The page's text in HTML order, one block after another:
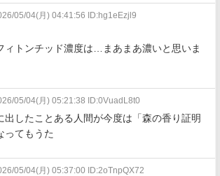
05/04(月) 04:41:56 ID:hg1eEzjl9
ィトンチッド濃度は…まあまあ濃いと思いま
05/04(月) 05:21:38 ID:0VuadL8t0
出したことある人間が今度は「森の香り証明
ってもうた
05/04(月) 05:37:00 ID:2oTnpQX72